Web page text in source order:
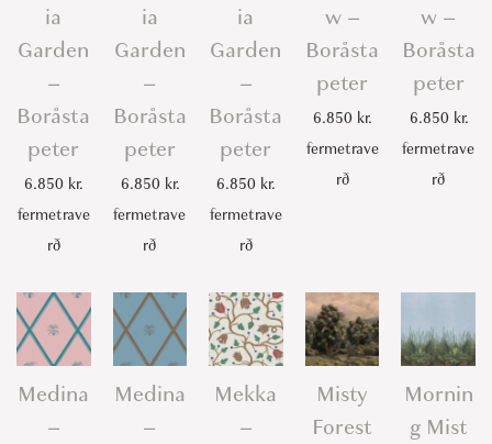
ia
Garden
–
Boråsta
peter
6.850 kr.
fermetrave
rð
ia
Garden
–
Boråsta
peter
6.850 kr.
fermetrave
rð
ia
Garden
–
Boråsta
peter
6.850 kr.
fermetrave
rð
w –
Boråsta
peter
6.850 kr.
fermetrave
rð
w –
Boråsta
peter
6.850 kr.
fermetrave
rð
Medina
–
Medina
–
Mekka
–
Misty
Forest
Mornin
g Mist